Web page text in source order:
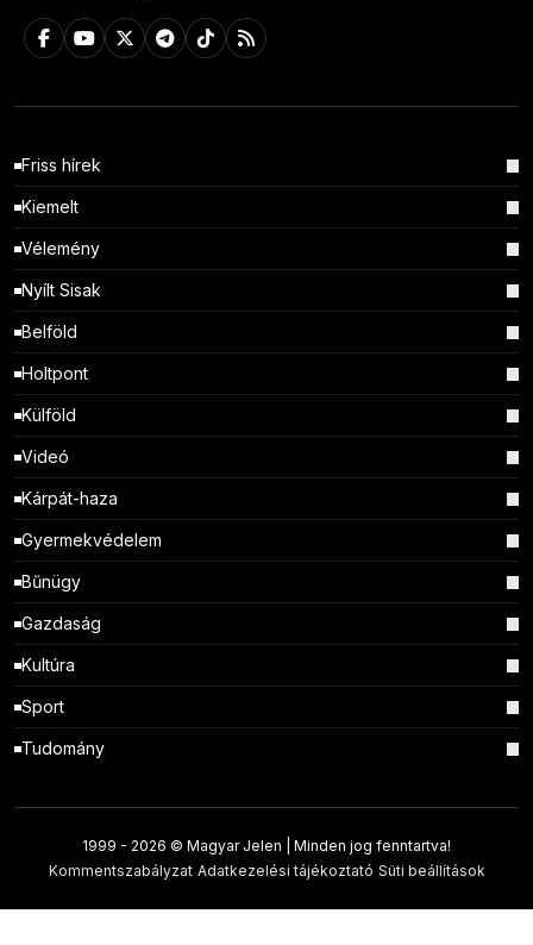
Friss hírek
Kiemelt
Vélemény
Nyílt Sisak
Belföld
Holtpont
Külföld
Videó
Kárpát-haza
Gyermekvédelem
Bűnügy
Gazdaság
Kultúra
Sport
Tudomány
1999 - 2026 © Magyar Jelen | Minden jog fenntartva!
Kommentszabályzat Adatkezelési tájékoztató Süti beállítások